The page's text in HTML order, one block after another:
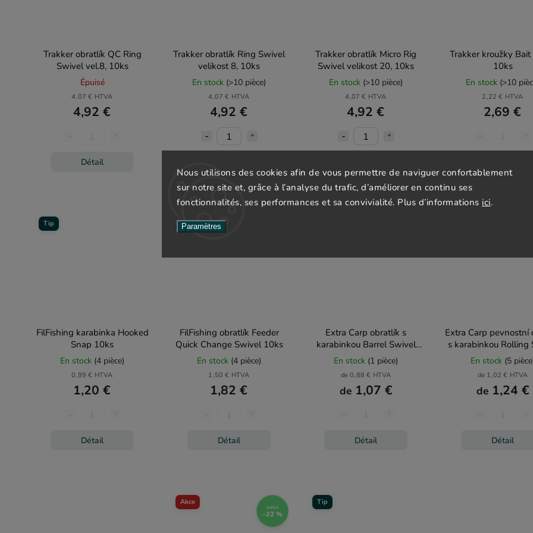
Nous utilisons des cookies afin de vous permettre de naviguer confortablement
sur notre site et, grâce à l’analyse du trafic, d’améliorer en continu ses
fonctionnalités, ses performances et sa convivialité. Plus d’informations ici.
Paramètres
Trakker obratlík QC Ring
Swivel vel.8, 10ks
Épuisé
4,07 € HTVA
4,92 €
Détail
Trakker obratlík Ring Swivel
velikost 8, 10ks
En stock (>10 pièce)
4,07 € HTVA
4,92 €
Trakker obratlík Micro Rig
Swivel velikost 20, 10ks
En stock (>10 pièce)
4,07 € HTVA
4,92 €
Trakker kroužky Bait
10ks
En stock (>10
2,22 € HTVA
2,69 €
Tip
FilFishing karabinka Hooked
Snap 10ks
En stock (4 pièce)
0,99 € HTVA
1,20 €
Détail
Tip
FilFishing obratlík Feeder
Quick Change Swivel 10ks
En stock (4 pièce)
1,50 € HTVA
1,82 €
Détail
Extra Carp obratlík s
karabinkou Barrel Swivel
Safety Snap 10ks
En stock (1 pièce)
de 0,88 € HTVA
de1,07 €
Détail
Extra Carp pevnostní
s karabinkou Rolling
Hook Snap
En stock (5
de 1,02 € HTVA
de1,24 €
Détail
Akce
2,03 €
–22 %
Tip